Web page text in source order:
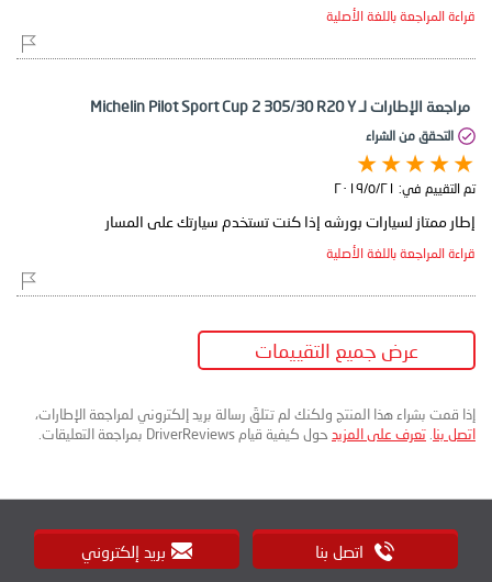
قراءة المراجعة باللغة الأصلية
مراجعة الإطارات لـ Michelin Pilot Sport Cup 2 305/30 R20 Y
التحقق من الشراء
تم التقييم في: ٢١‏/٥‏/٢٠١٩
إطار ممتاز لسيارات بورشه إذا كنت تستخدم سيارتك على المسار
قراءة المراجعة باللغة الأصلية
عرض جميع التقييمات
إذا قمت بشراء هذا المنتج ولكنك لم تتلقَ رسالة بريد إلكتروني لمراجعة الإطارات،
اتصل بنا تعرف على المزيد حول كيفية قيام DriverReviews بمراجعة التعليقات.
اتصل بنا بريد إلكتروني